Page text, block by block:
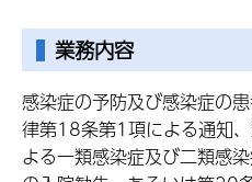
業務内容
感染症の予防及び感染症の
律第18条第1項による通知
よる一類感染症及び二類感